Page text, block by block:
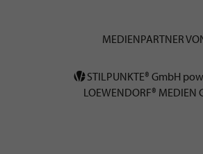
MEDIENPARTNER
STILPUNKTE® GmbH
LOEWENDORF® MEDIEN